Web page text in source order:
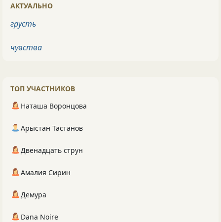
АКТУАЛЬНО
грусть
чувства
ТОП УЧАСТНИКОВ
Наташа Воронцова
Арыстан Тастанов
Двенадцать струн
Амалия Сирин
Демура
Dana Noire